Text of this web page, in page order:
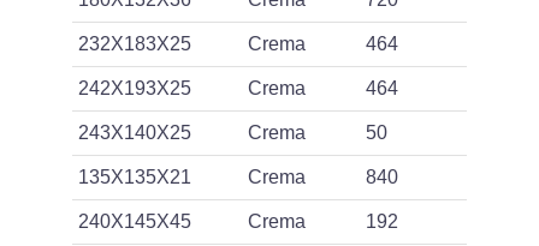
232X183X25 Crema 464
242X193X25 Crema 464
243X140X25 Crema 50
135X135X21 Crema 840
240X145X45 Crema 192